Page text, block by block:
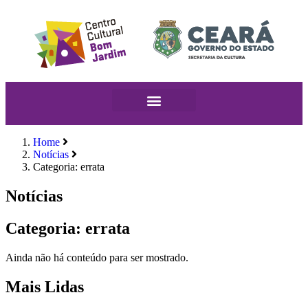
Home
Notícias
Categoria: errata
Notícias
Categoria: errata
Ainda não há conteúdo para ser mostrado.
Mais Lidas